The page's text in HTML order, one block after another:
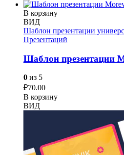
В корзину
ВИД
Шаблон презентации
Презентаций
Шаблон презентации
0 из 5
₽70.00
В корзину
ВИД